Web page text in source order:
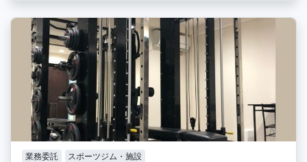
業務委託 スポーツジム・施設